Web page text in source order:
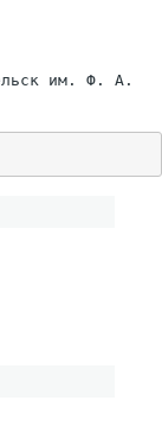
им. Ф. А.